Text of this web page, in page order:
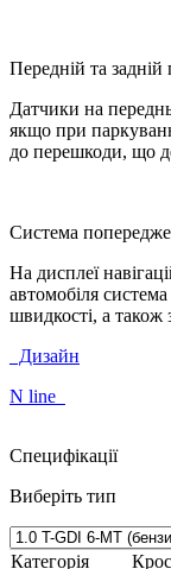
Передній та задній
Датчики на
якщо при
до перешкоди, що
Система
На дисплеї
автомобіля
швидкості, а
Дизайн
N line
Специфікації
Виберіть тип
Категорія